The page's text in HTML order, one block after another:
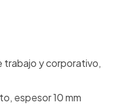
trabajo y corporativo,
espesor 10 mm